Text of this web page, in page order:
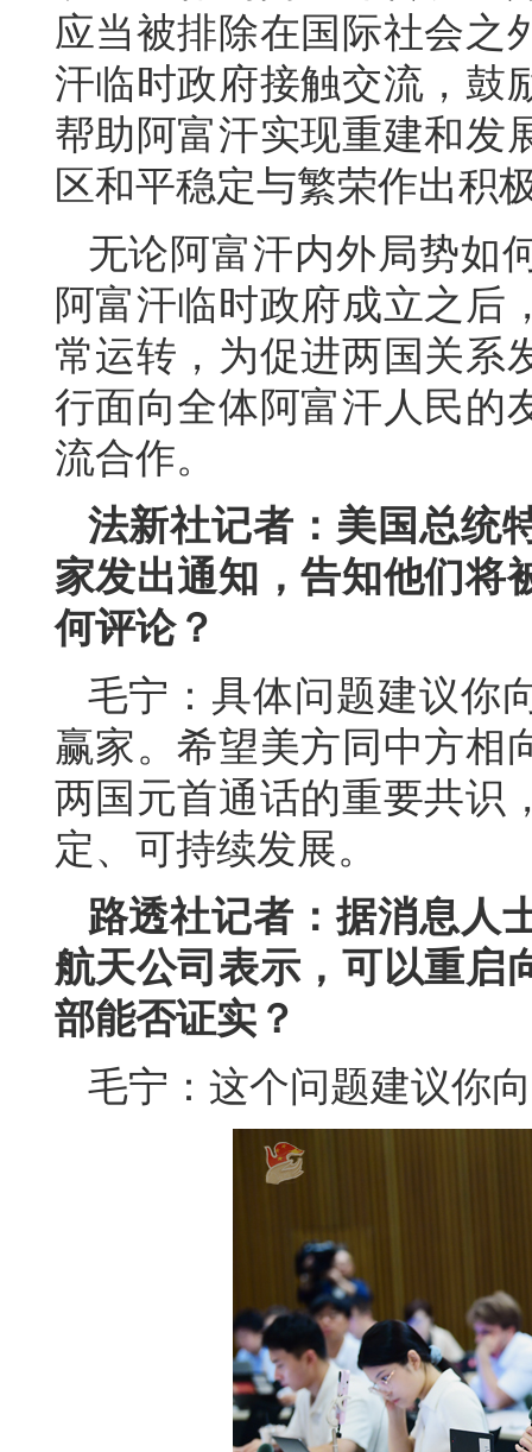
应当被排除在国际社会之
汗临时政府接触交流，鼓
帮助阿富汗实现重建和发
区和平稳定与繁荣作出积
无论阿富汗内外局势如
阿富汗临时政府成立之后
常运转，为促进两国关系
行面向全体阿富汗人民的
流合作。
法新社记者：美国总统
家发出通知，告知他们将
何评论？
毛宁：具体问题建议你
赢家。希望美方同中方相
两国元首通话的重要共识
定、可持续发展。
路透社记者：据消息人
航天公司表示，可以重启
部能否证实？
毛宁：这个问题建议你